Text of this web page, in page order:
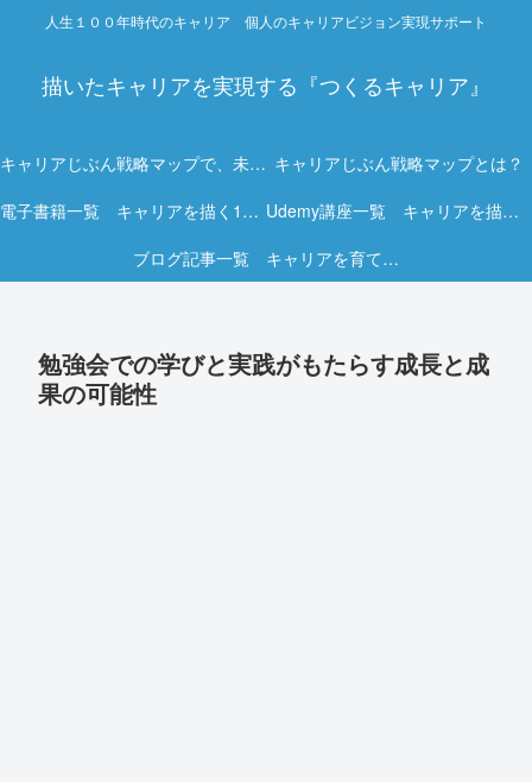
人生１００年時代のキャリア 個人のキャリアビジョン実現サポート
描いたキャリアを実現する『つくるキャリア』
キャリアじぶん戦略マップで、未来を描く力を。 キャリアじぶん戦略マップとは？
電子書籍一覧 キャリアを描く15冊の実践ガイド
Udemy講座一覧 キャリアを描く実践オンライン講座
ブログ記事一覧 キャリアを育てる実践ヒント集
勉強会での学びと実践がもたらす成長と成
果の可能性